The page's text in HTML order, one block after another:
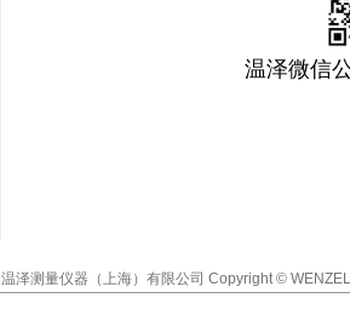
温泽微信
温泽测量仪器（上海）有限公司 Copyright ©